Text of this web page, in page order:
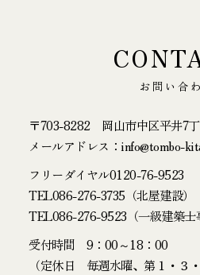
お問い合
〒703-8282 岡山市中区平井7
メールアドレス：info@tombo-
フリーダイヤル0120-76-9523
TEL086-276-3735（北屋建設）
TEL086-276-9523（一級建築士
受付時間 9：00～18：00
（定休日 毎週水曜、第１・３